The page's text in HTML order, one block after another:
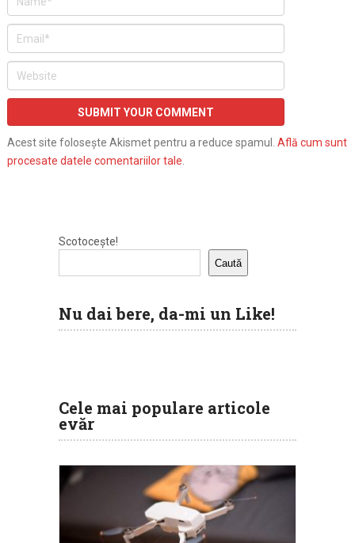
Acest site folosește Akismet pentru a reduce spamul. Află cum sunt
procesate datele comentariilor tale
Scotocește!
Caută
Nu dai bere, da-mi un Like!
Cele mai populare articole
evăr